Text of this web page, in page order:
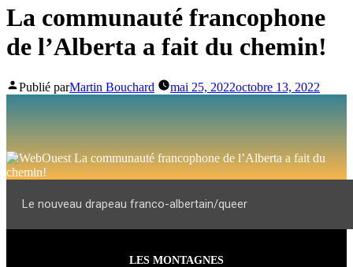
La communauté francophone
de l’Alberta a fait du chemin!
Publié parMartin Bouchard mai 25, 2022octobre 13, 2022
Le nouveau drapeau franco-albertain/queer
LES MONTAGNES